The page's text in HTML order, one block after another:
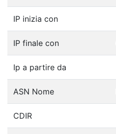
IP inizia con
IP finale con
Ip a partire da
ASN Nome
CDIR